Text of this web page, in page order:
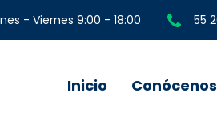
- Viernes 9:00 - 18:00 55
Inicio Conócenos